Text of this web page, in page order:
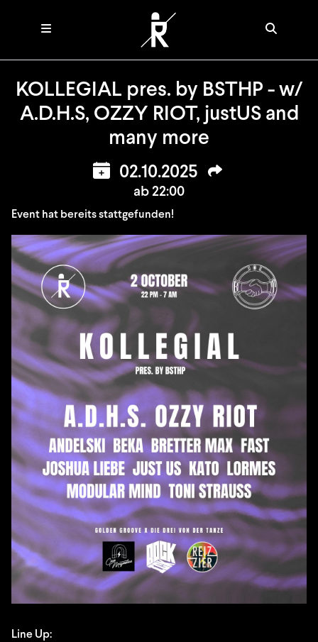
KOLLEGIAL pres. by BSTHP - w/
A.D.H.S, OZZY RIOT, justUS and
many more
02.10.2025
ab 22:00
Event hat bereits stattgefunden!
Line Up: